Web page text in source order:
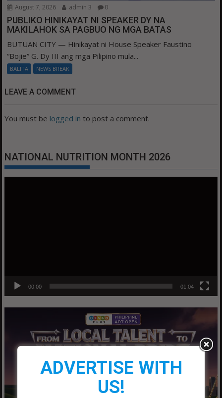
August 7, 2026 admin 3 0
PUBLIKO HINIKAYAT NI SPEAKER DY NA
MAKILAHOK SA PAGBUO NG MGA BATAS
BUTUAN CITY — Hinikayat ni House Speaker Faustino
“Bojie” G. Dy III ang mga Pilipino mula...
BALITA NEWS BREAK
LEAVE A COMMENT
You must be logged in to post a comment.
NATIONAL NUTRITION MONTH 2026
00:00 01:04
ADVERTISE WITH
US!